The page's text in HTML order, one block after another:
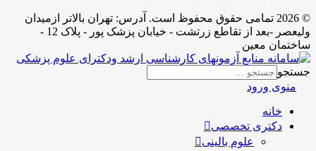
© 2026 تمامی حقوق محفوظ است. آدرس:‌ تهران بالاتر ازمیدان
ولیعصر -بعد از تقاطع زرتشت - خیابان پزشک پور - پلاک 12 -
ساختمان معین
جستجو
منوی ورود
خانه
دکتری تخصصی
علوم بالینی